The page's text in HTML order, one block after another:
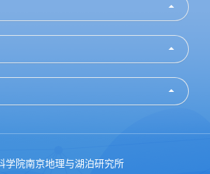
学院南京地理与湖泊研究所